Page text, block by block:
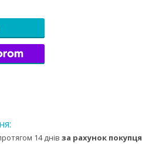
14 днів за рахунок покупця